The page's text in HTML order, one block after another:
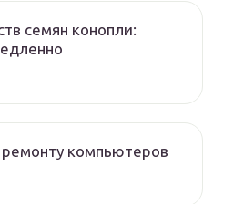
семян конопли:
компьютеров